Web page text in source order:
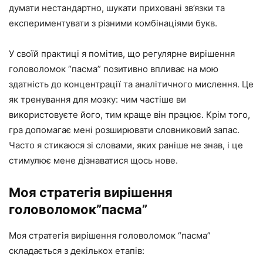
думати нестандартно, шукати приховані зв’язки та
експериментувати з різними комбінаціями букв.
У своїй практиці я помітив, що регулярне вирішення
головоломок “пасма” позитивно впливає на мою
здатність до концентрації та аналітичного мислення. Це
як тренування для мозку: чим частіше ви
використовуєте його, тим краще він працює. Крім того,
гра допомагає мені розширювати словниковий запас.
Часто я стикаюся зі словами, яких раніше не знав, і це
стимулює мене дізнаватися щось нове.
Моя стратегія вирішення
головоломок”пасма”
Моя стратегія вирішення головоломок “пасма”
складається з декількох етапів: